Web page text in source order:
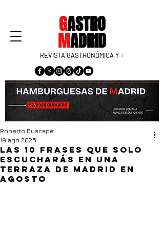
GASTRO
MADRID
REVISTA GASTRONÓMICA Y+
Las 10 frases que solo
escucharás en una
terraza de Madrid en
agosto
Roberto Buscapé
19 ago 2025